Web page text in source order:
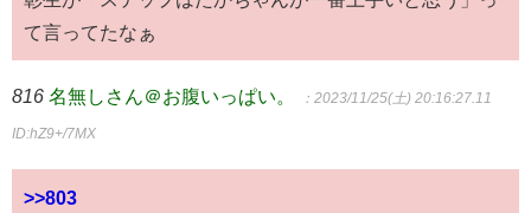
て言ってたなぁ
816 名無しさん＠お腹いっぱい。 ：2023/11/25(土) 20:16:27.11
ID:hZ9+/7MX
>>803